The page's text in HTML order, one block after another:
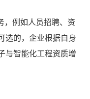
，例如人员招聘、资
选的，企业根据自身
与智能化工程资质增